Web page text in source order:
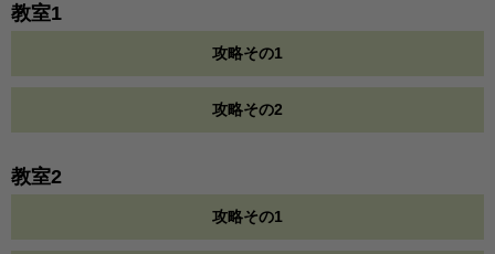
教室1
攻略その1
攻略その2
教室2
攻略その1